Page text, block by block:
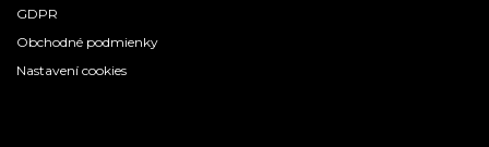
GDPR
Obchodné podmienky
Nastavení cookies